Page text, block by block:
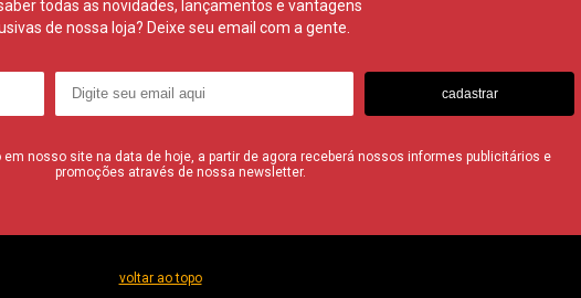
todas as novidades, lançamentos e vantagens
de nossa loja? Deixe seu email com a gente.
cadastrar
nosso site na data de hoje, a partir de agora receberá nossos informes publicitários e
promoções através de nossa newsletter.
voltar ao topo